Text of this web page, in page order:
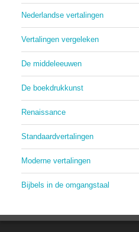
Nederlandse vertalingen
Vertalingen vergeleken
De middeleeuwen
De boekdrukkunst
Renaissance
Standaardvertalingen
Moderne vertalingen
Bijbels in de omgangstaal